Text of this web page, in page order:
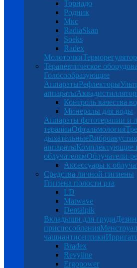
Торнадо
Родник
Мкс
RadiaSkan
Soeks
Radex
Молоточки
Терапевтическое
Голосообразующие
АппаратыРефлекторы
аппараты
Контроль качества
Минералы для воды
Аппараты фототерапии и
терапииОфтальмология
дыхательные
аппаратыКомплектующие
облучателямОблучатели-
Аксессуары к
Средства личной гигиены
Гигиена полости рта
LD
Matwave
Dentalpik
Вкладыши для груди
приспособления
чашиантисептики
Bradex
Revyline
Ergopower